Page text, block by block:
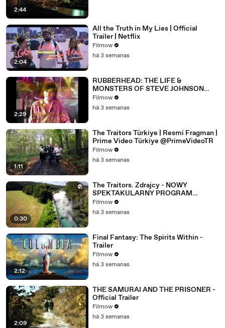
2:44
2:04
All the Truth in My Lies | Official
Trailer | Netflix
Filmow
há 3 semanas
2:29
RUBBERHEAD: THE LIFE &
MONSTERS OF STEVE JOHNSON
(2026) 4K
Filmow
há 3 semanas
1:11
The Traitors Türkiye | Resmi Fragman |
Prime Video Türkiye @PrimeVideoTR
Filmow
há 3 semanas
0:30
The Traitors. Zdrajcy - NOWY
SPEKTAKULARNY PROGRAM
WKRÓTCE W TVN! 🔥
Filmow
há 3 semanas
2:12
Final Fantasy: The Spirits Within -
Trailer
Filmow
há 3 semanas
2:09
THE SAMURAI AND THE PRISONER -
Official Trailer
Filmow
há 3 semanas